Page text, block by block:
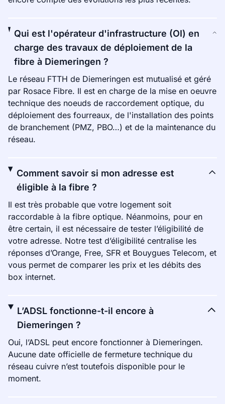
Qui est l'opérateur d'infrastructure (OI) en
charge des travaux de déploiement de la
fibre à Diemeringen ?
Le réseau FTTH de Diemeringen est mutualisé et géré
par Rosace Fibre. Il est en charge de la mise en oeuvre
technique des noeuds de raccordement optique, du
déploiement des fourreaux, de l'installation des points
de branchement (PMZ, PBO…) et de la maintenance du
réseau.
Comment savoir si mon adresse est
éligible à la fibre ?
Il est très probable que votre logement soit
raccordable à la fibre optique. Néanmoins, pour en
être certain, il est nécessaire de tester l’éligibilité de
votre adresse. Notre test d’éligibilité centralise les
réponses d’Orange, Free, SFR et Bouygues Telecom, et
vous permet de comparer les prix et les débits des
box internet.
L’ADSL fonctionne-t-il encore à
Diemeringen ?
Oui, l’ADSL peut encore fonctionner à Diemeringen.
Aucune date officielle de fermeture technique du
réseau cuivre n’est toutefois disponible pour le
moment.